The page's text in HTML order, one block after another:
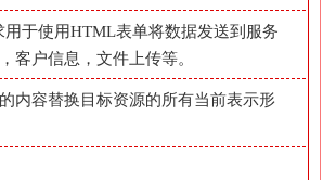
用于使用HTML表单将数据发送到服务
客户信息，文件上传等。
内容替换目标资源的所有当前表示形